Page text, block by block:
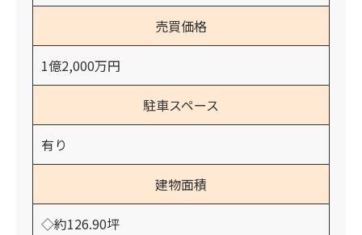
売買価格
1億2,000万円
駐車スペース
有り
建物面積
◇約126.90坪